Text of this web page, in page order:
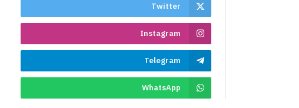
Twitter
Instagram
Telegram
WhatsApp